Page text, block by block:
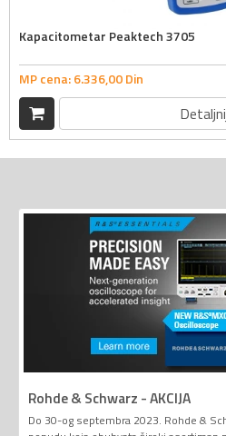
Kapacitometar Peaktech 3705
MP cena:6.336,00Din
Rohde & Schwarz - AKCIJA
Do 30-og septembra 2023. Rohde &